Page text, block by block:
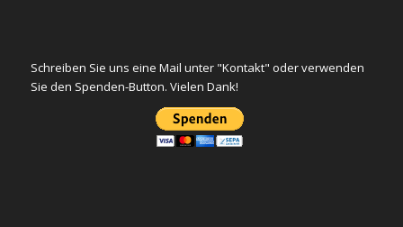
Schreiben Sie uns eine Mail unter "Kontakt" oder verwenden
Sie den Spenden-Button. Vielen Dank!